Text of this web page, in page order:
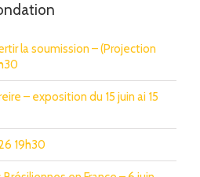
la soumission – (Projection
– exposition du 15 juin ai 15
19h30